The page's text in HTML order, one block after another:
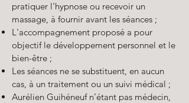
pratiquer l'hypnose ou recevoir un
massage, à fournir avant les séances ;
L'accompagnement proposé a pour
objectif le développement personnel et le
bien-être ;
Les séances ne se substituent, en aucun
cas, à un traitement ou un suivi médical ;
Aurélien Guihéneuf n’étant pas médecin,